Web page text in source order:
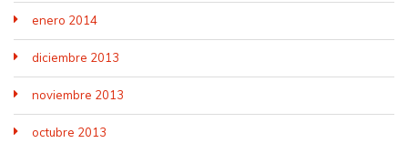
enero 2014
diciembre 2013
noviembre 2013
octubre 2013